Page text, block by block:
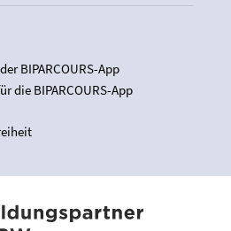
BIPARCOURS-App
die BIPARCOURS-App